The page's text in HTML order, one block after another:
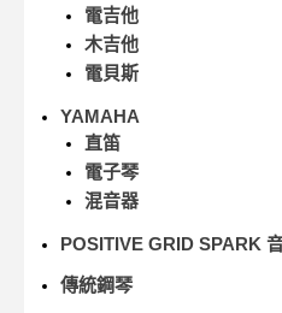
電吉他
木吉他
電貝斯
YAMAHA
直笛
電子琴
混音器
POSITIVE GRID SPARK
傳統鋼琴